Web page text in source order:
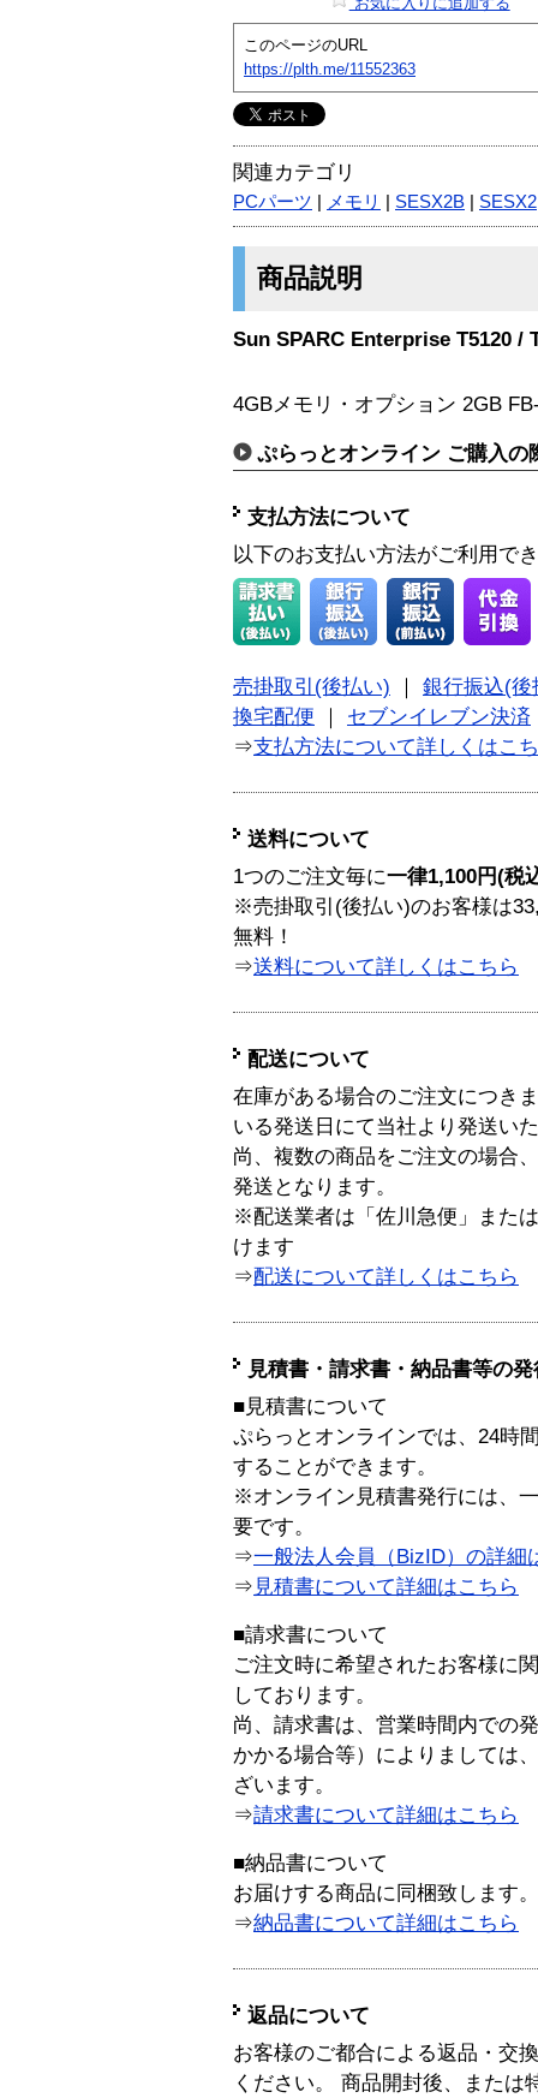
このページのURL
https://plth.me/11552363
関連カテゴリ
PCパーツ メモリ SESX2B SESX2
商品説明
Sun SPARC Enterprise T5120 /
4GBメモリ・オプション 2GB
ぷらっとオンライン ご購入の
支払方法について
以下のお支払い方法がご利用で
売掛取引(後払い)
銀行振込(後
換宅配便
セブンイレブン決済
⇒支払方法について詳しくはこ
送料について
1つのご注文毎に一律1,100円(税
※売掛取引(後払い)のお客様は
無料！
⇒送料について詳しくはこちら
配送について
在庫がある場合のご注文につき
いる発送日にて当社より発送い
尚、複数の商品をご注文の場合
発送となります。
※配送業者は「佐川急便」また
けます
⇒配送について詳しくはこちら
見積書・請求書・納品書等の
■見積書について
ぷらっとオンラインでは、24時
することができます。
※オンライン見積書発行には、
要です。
⇒一般法人会員（BizID）の詳細
⇒ 見積書について詳細はこちら
■請求書について
ご注文時に希望されたお客様に
しております。
尚、請求書は、営業時間内での
かかる場合等）によりましては
ざいます。
⇒請求書について詳細はこちら
■納品書について
お届けする商品に同梱致します。
⇒納品書について詳細はこちら
返品について
お客様のご都合による返品・交
ください。 商品開封後、または